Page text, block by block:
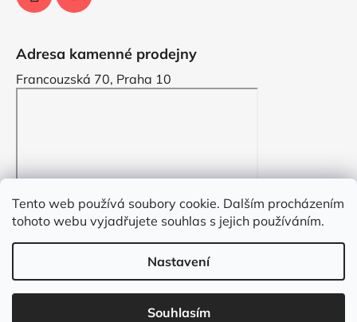
Tento web používá soubory cookie. Dalším procházením
tohoto webu vyjadřujete souhlas s jejich používáním.
Nastavení
Souhlasím
Adresa kamenné prodejny
Francouzská 70, Praha 10
VYZDOBENO.CZ